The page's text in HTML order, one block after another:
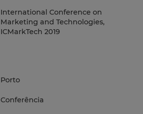
International Conference on
Marketing and Technologies,
ICMarkTech 2019
Porto
Conferência